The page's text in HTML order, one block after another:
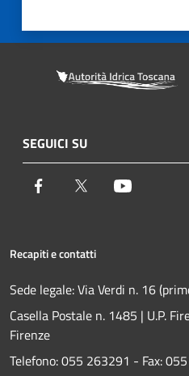
SEGUICI SU
Facebook Twitter
Recapiti e contatti
Sede legale: Via Verdi n. 16
Casella Postale n. 1485 | U.P.
Firenze
Telefono:055 263291 - Fax: